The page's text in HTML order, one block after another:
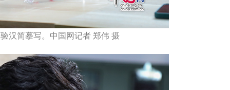
汉简摹写。中国网记者 郑伟 摄